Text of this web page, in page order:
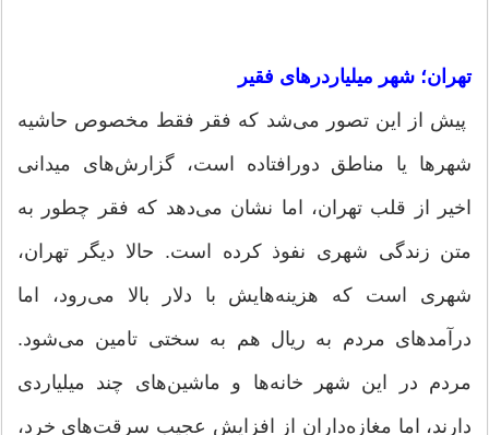
تهران؛ شهر میلیاردر‌های فقیر
پیش از این تصور می‌شد که فقر فقط مخصوص حاشیه
شهر‌ها یا مناطق دورافتاده است، گزارش‌های میدانی
اخیر از قلب تهران، اما نشان می‌دهد که فقر چطور به
متن زندگی شهری نفوذ کرده است. حالا دیگر تهران،
شهری است که هزینه‌هایش با دلار بالا می‌رود، اما
درآمد‌های مردم به ریال هم به سختی تامین می‌شود.
مردم در این شهر خانه‌ها و ماشین‌های چند میلیاردی
دارند، اما مغازه‌داران از افزایش عجیب سرقت‌های خرد،